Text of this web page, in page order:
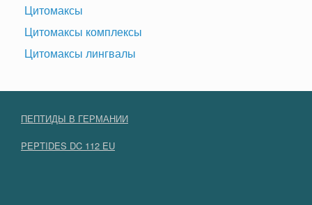
Цитомаксы
Цитомаксы комплексы
Цитомаксы лингвалы
ПЕПТИДЫ В ГЕРМАНИИ
PEPTIDES DC 112 EU